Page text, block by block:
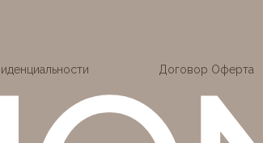
Договор Оферта